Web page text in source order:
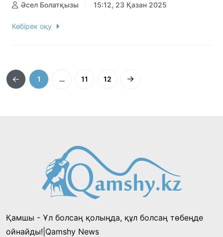
Әсел Болатқызы 15:12, 23 Қазан 2025
Көбірек оқу
1 … 11 12
Қамшы - Ұл болсаң қолыңда, құл болсаң төбеңде
ойнайды!|Qamshy News